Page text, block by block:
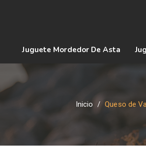
Juguete Mordedor De Asta
Inicio Queso de